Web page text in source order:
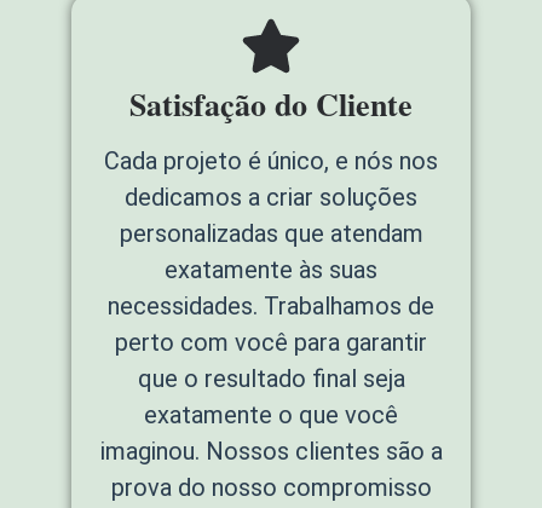
Satisfação do Cliente
Cada projeto é único, e nós nos
dedicamos a criar soluções
personalizadas que atendam
exatamente às suas
necessidades. Trabalhamos de
perto com você para garantir
que o resultado final seja
exatamente o que você
imaginou. Nossos clientes são a
prova do nosso compromisso